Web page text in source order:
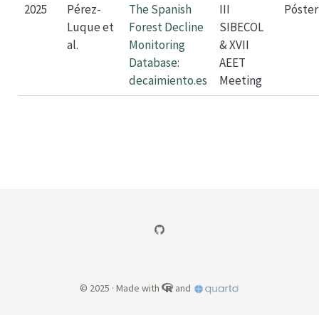
2025
Pérez-
Luque et
al.
The Spanish
Forest Decline
Monitoring
Database:
decaimiento.es
III
SIBECOL
& XVII
AEET
Meeting
Póster
© 2025 · Made with and